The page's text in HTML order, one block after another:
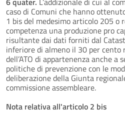
caso di Comuni che hanno
1 bis del medesimo articolo 205 o
competenza una produzione pro
risultante dai dati forniti dal
inferiore di almeno il 30 per cento
dell’ATO di appartenenza anche a
politiche di prevenzione con le
deliberazione della Giunta
commissione assembleare.
Nota relativa all'articolo 2 bis